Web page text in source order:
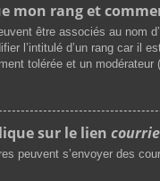
mon rang et
être associés au nom
l’intitulé d’un rang car il
tolérée et un
sur le lien
peuvent s’envoyer des